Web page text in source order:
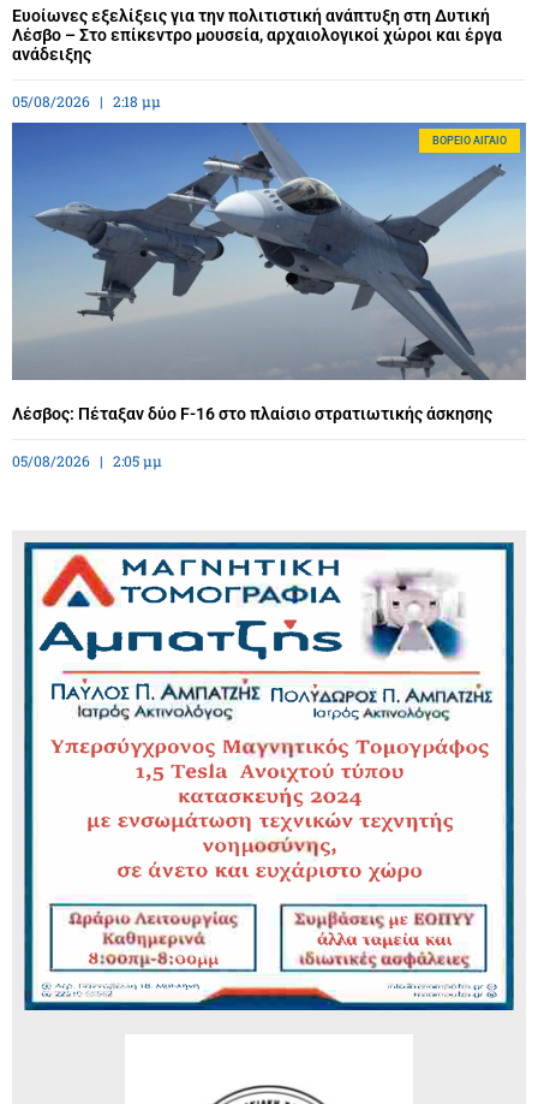
Ευοίωνες εξελίξεις για την πολιτιστική ανάπτυξη στη Δυτική
Λέσβο – Στο επίκεντρο μουσεία, αρχαιολογικοί χώροι και έργα
ανάδειξης
05/08/2026 2:18 μμ
BΌΡΕΙΟ ΑΙΓΑΊΟ
Λέσβος: Πέταξαν δύο F-16 στο πλαίσιο στρατιωτικής άσκησης
05/08/2026 2:05 μμ